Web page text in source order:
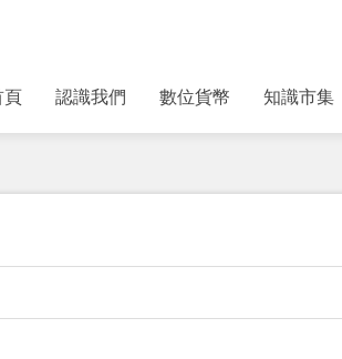
頁 認識我們 數位貨幣 知識市集